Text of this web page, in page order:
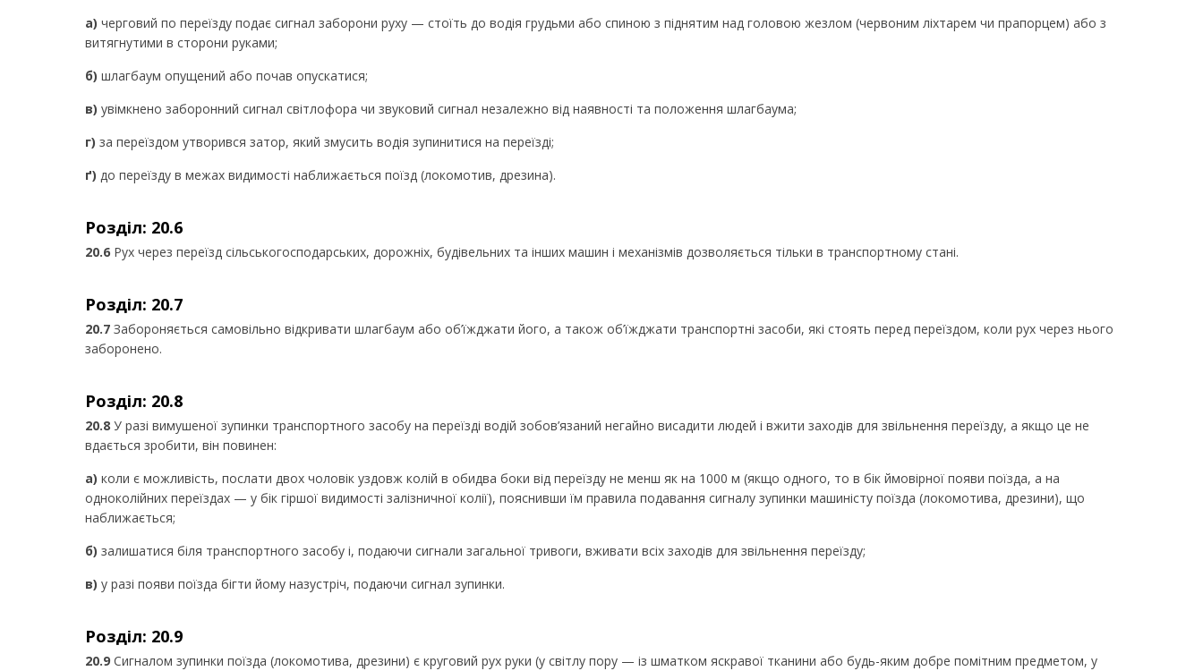
а) черговий по переїзду подає сигнал заборони руху — стоїть до водія грудьми або спиною з піднятим над головою жезлом (червоним ліхтарем чи прапорцем) або з
витягнутими в сторони руками;
б) шлагбаум опущений або почав опускатися;
в) увімкнено заборонний сигнал світлофора чи звуковий сигнал незалежно від наявності та положення шлагбаума;
г) за переїздом утворився затор, який змусить водія зупинитися на переїзді;
ґ) до переїзду в межах видимості наближається поїзд (локомотив, дрезина).
Розділ: 20.6
20.6 Рух через переїзд сільськогосподарських, дорожніх, будівельних та інших машин і механізмів дозволяється тільки в транспортному стані.
Розділ: 20.7
20.7 Забороняється самовільно відкривати шлагбаум або об’їжджати його, а також об’їжджати транспортні засоби, які стоять перед переїздом, коли рух через нього
заборонено.
Розділ: 20.8
20.8 У разі вимушеної зупинки транспортного засобу на переїзді водій зобов’язаний негайно висадити людей і вжити заходів для звільнення переїзду, а якщо це не
вдається зробити, він повинен:
а) коли є можливість, послати двох чоловік уздовж колій в обидва боки від переїзду не менш як на 1000 м (якщо одного, то в бік ймовірної появи поїзда, а на
одноколійних переїздах — у бік гіршої видимості залізничної колії), пояснивши їм правила подавання сигналу зупинки машиністу поїзда (локомотива, дрезини), що
наближається;
б) залишатися біля транспортного засобу і, подаючи сигнали загальної тривоги, вживати всіх заходів для звільнення переїзду;
в) у разі появи поїзда бігти йому назустріч, подаючи сигнал зупинки.
Розділ: 20.9
20.9 Сигналом зупинки поїзда (локомотива, дрезини) є круговий рух руки (у світлу пору — із шматком яскравої тканини або будь-яким добре помітним предметом, у